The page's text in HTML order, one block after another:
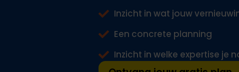
Inzicht in wat jouw
Een concrete planning
Inzicht in welke expertise je